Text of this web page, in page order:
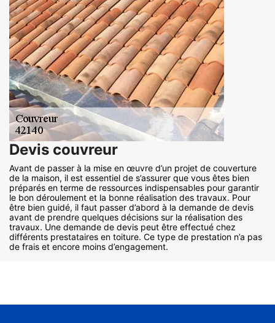
Devis couvreur
Avant de passer à la mise en œuvre d’un projet de couverture
de la maison, il est essentiel de s’assurer que vous êtes bien
préparés en terme de ressources indispensables pour garantir
le bon déroulement et la bonne réalisation des travaux. Pour
être bien guidé, il faut passer d’abord à la demande de devis
avant de prendre quelques décisions sur la réalisation des
travaux. Une demande de devis peut être effectué chez
différents prestataires en toiture. Ce type de prestation n’a pas
de frais et encore moins d’engagement.